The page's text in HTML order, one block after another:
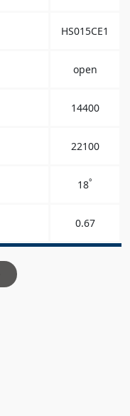
HS015CE1
open
14400
22100
18°
0.67